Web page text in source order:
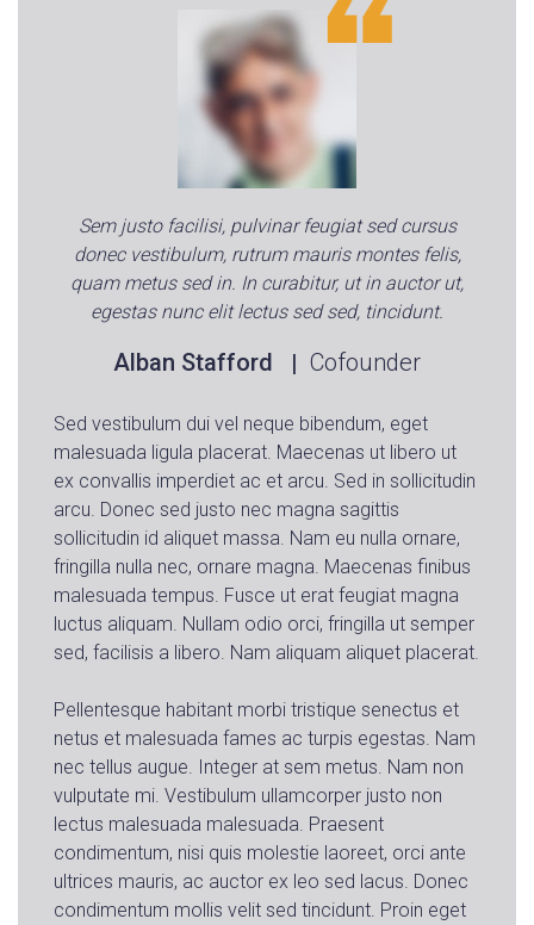
Sem justo facilisi, pulvinar feugiat sed cursus
donec vestibulum, rutrum mauris montes felis,
quam metus sed in. In curabitur, ut in auctor ut,
egestas nunc elit lectus sed sed, tincidunt.
Alban Stafford Cofounder
Sed vestibulum dui vel neque bibendum, eget
malesuada ligula placerat. Maecenas ut libero ut
ex convallis imperdiet ac et arcu. Sed in sollicitudin
arcu. Donec sed justo nec magna sagittis
sollicitudin id aliquet massa. Nam eu nulla ornare,
fringilla nulla nec, ornare magna. Maecenas finibus
malesuada tempus. Fusce ut erat feugiat magna
luctus aliquam. Nullam odio orci, fringilla ut semper
sed, facilisis a libero. Nam aliquam aliquet placerat.
Pellentesque habitant morbi tristique senectus et
netus et malesuada fames ac turpis egestas. Nam
nec tellus augue. Integer at sem metus. Nam non
vulputate mi. Vestibulum ullamcorper justo non
lectus malesuada malesuada. Praesent
condimentum, nisi quis molestie laoreet, orci ante
ultrices mauris, ac auctor ex leo sed lacus. Donec
condimentum mollis velit sed tincidunt. Proin eget